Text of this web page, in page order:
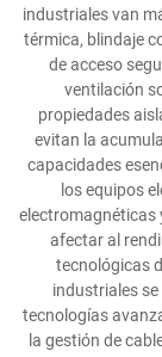
industriales van
térmica, blindaje
de acceso
ventilación
propiedades
evitan la
capacidades
los equipos
electromagnéticas
afectar al
tecnológicas
industriales
tecnologías
la gestión de